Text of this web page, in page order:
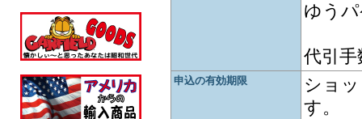
ゆう
代引
申込の有効期限
ショ
す。